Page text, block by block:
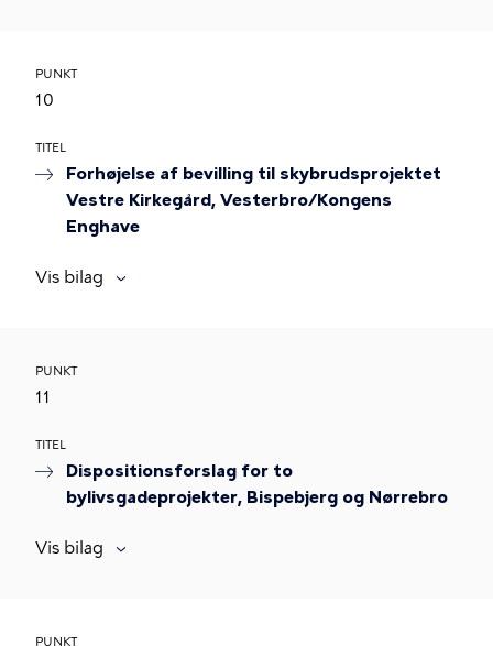
PUNKT
10
TITEL
Forhøjelse af bevilling til skybrudsprojektet
Vestre Kirkegård, Vesterbro/Kongens
Enghave
Vis bilag
PUNKT
11
TITEL
Dispositionsforslag for to
bylivsgadeprojekter, Bispebjerg og Nørrebro
Vis bilag
PUNKT